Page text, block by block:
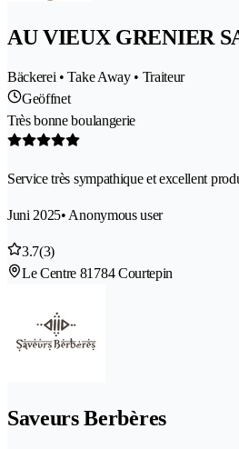
AU VIEUX GRENIER
Bäckerei • Take Away • Traiteur
Geöffnet
Très bonne boulangerie
Service très sympathique et excellent
Juni 2025• Anonymous user
3.7(3)
Le Centre 81784 Courtepin
Saveurs Berbères